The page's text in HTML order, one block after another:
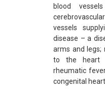
blood
vessels
disease – a
arms and legs;
to the heart
rheumatic
congenital heart